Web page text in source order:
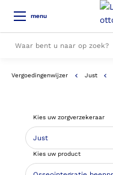
menu
Alle resultaten
Vergoedingenwijzer Just
Kies uw zorgverzekeraar
Kies uw product